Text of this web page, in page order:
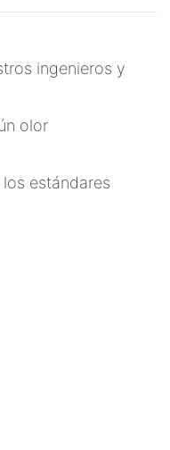
ingenieros y
olor
estándares